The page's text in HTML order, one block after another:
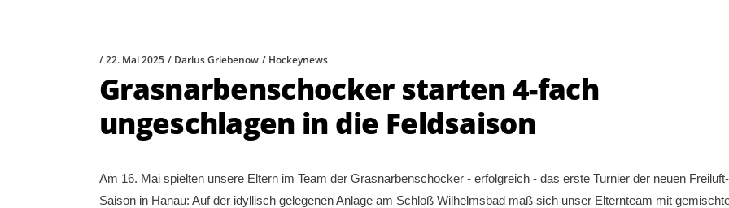
22. Mai 2025 Darius Griebenow Hockeynews
Grasnarbenschocker starten 4-fach
ungeschlagen in die Feldsaison
Am 16. Mai spielten unsere Eltern im Team der Grasnarbenschocker - erfolgreich - das erste Turnier der neuen Freiluft-
Saison in Hanau: Auf der idyllisch gelegenen Anlage am Schloß Wilhelmsbad maß sich unser Elternteam mit